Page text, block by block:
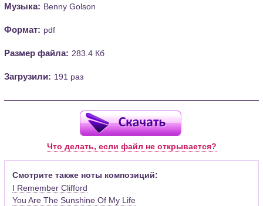
Музыка: Benny Golson
Формат: pdf
Размер файла: 283.4 Кб
Загрузили: 191 раз
Что делать, если файл не открывается?
Смотрите также ноты композиций:
I Remember Clifford
You Are The Sunshine Of My Life